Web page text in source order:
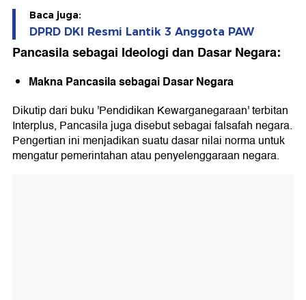
Baca juga:
DPRD DKI Resmi Lantik 3 Anggota PAW
Pancasila sebagai Ideologi dan Dasar Negara:
Makna Pancasila sebagai Dasar Negara
Dikutip dari buku 'Pendidikan Kewarganegaraan' terbitan
Interplus, Pancasila juga disebut sebagai falsafah negara.
Pengertian ini menjadikan suatu dasar nilai norma untuk
mengatur pemerintahan atau penyelenggaraan negara.